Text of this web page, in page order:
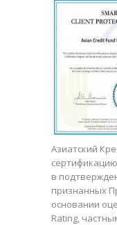
Азиатский
в
признанных
основании
Rating,